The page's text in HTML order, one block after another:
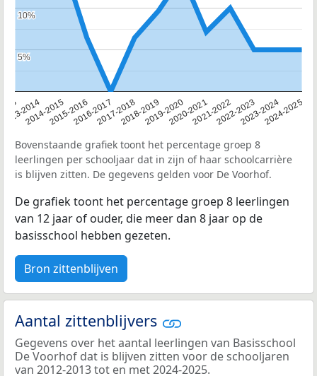
2013-20142014-20152015-20162016-20172017-20182018-20192019-20202020-20212021-20222022-20232023-20242024-2025
5%
5%
10%
10%
Bovenstaande grafiek toont het percentage groep 8
leerlingen per schooljaar dat in zijn of haar schoolcarrière
is blijven zitten. De gegevens gelden voor De Voorhof.
De grafiek toont het percentage groep 8 leerlingen
van 12 jaar of ouder, die meer dan 8 jaar op de
basisschool hebben gezeten.
Bron zittenblijven
Aantal zittenblijvers
Gegevens over het aantal leerlingen van Basisschool
De Voorhof dat is blijven zitten voor de schooljaren
van 2012-2013 tot en met 2024-2025.